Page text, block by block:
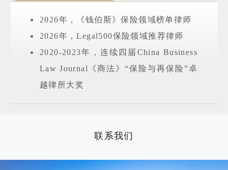
2026年，《钱伯斯》保险领域榜单律师
2026年，Legal500保险领域推荐律师
2020-2023年，连续四届China Business
Law Journal《商法》“保险与再保险”卓
越律所大奖
联系我们